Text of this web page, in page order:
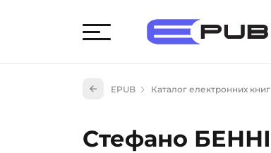
EPUB Каталог електронних книг
Стефано БЕННІ